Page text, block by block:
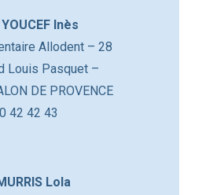
Inès
Allodent – 28
Louis Pasquet –
DE PROVENCE
42 42 43
Lola